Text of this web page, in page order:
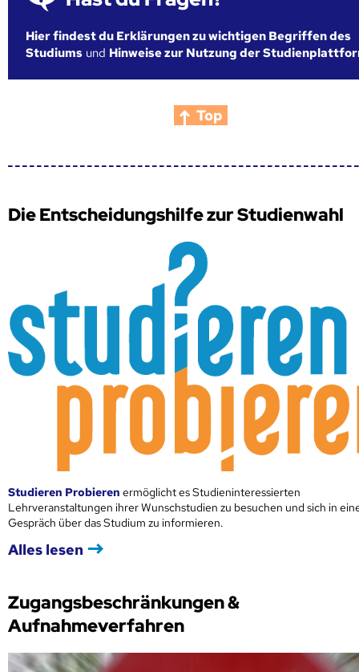
Hier findest du Erklärungen zu wichtigen Begriffen des
Studiums und Hinweise zur Nutzung der
Top
Die Entscheidungshilfe zur Studienwahl
Studieren Probieren ermöglicht es Studieninteressierten
Lehrveranstaltungen ihrer Wunschstudien zu besuchen und sich in
Gespräch über das Studium zu informieren.
Alles lesen
Zugangsbeschränkungen &
Aufnahmeverfahren